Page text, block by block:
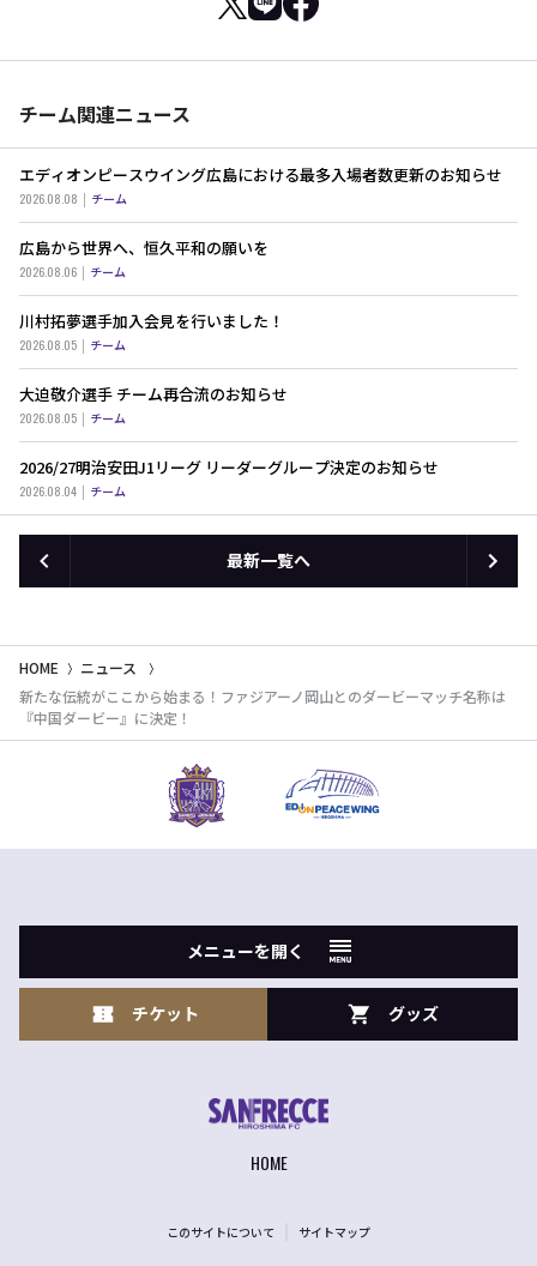
チーム関連ニュース
エディオンピースウイング広島における最多入場者数更新のお知らせ
2026.08.08 チーム
広島から世界へ、恒久平和の願いを
2026.08.06 チーム
川村拓夢選手加入会見を行いました！
2026.08.05 チーム
大迫敬介選手 チーム再合流のお知らせ
2026.08.05 チーム
2026/27明治安田J1リーグ リーダーグループ決定のお知らせ
2026.08.04 チーム
最新一覧へ
HOME
ニュース
新たな伝統がここから始まる！ファジアーノ岡山とのダービーマッチ名称は
『中国ダービー』に決定！
メニューを開く
チケット グッズ
HOME
このサイトについて サイトマップ